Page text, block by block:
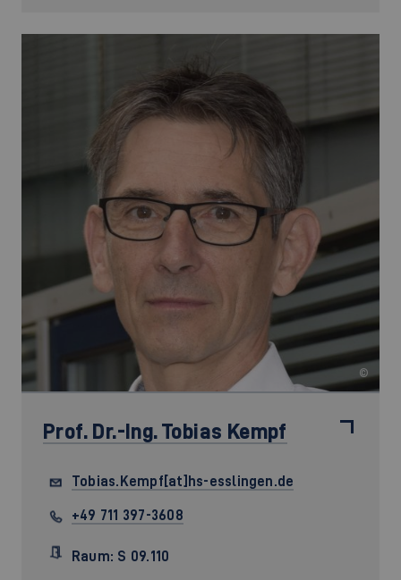
©
Prof. Dr.-Ing.Tobias Kempf
Tobias.Kempf[at]hs-esslingen.de
+49 711 397-3608
Raum: S 09.110